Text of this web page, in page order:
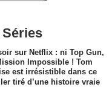
sur Netflix : ni Top Gun,
Impossible ! Tom
est irrésistible dans ce
tiré d’une histoire vraie